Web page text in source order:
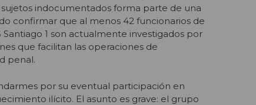
indocumentados forma parte de una
confirmar que al menos 42 funcionarios de
1 son actualmente investigados por
que facilitan las operaciones de
penal.
por su eventual participación en
ilícito. El asunto es grave: el grupo